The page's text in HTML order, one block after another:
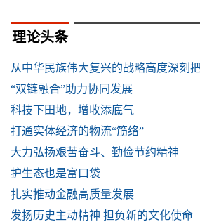
理论头条
从中华民族伟大复兴的战略高度深刻
“双链融合”助力协同发展
科技下田地，增收添底气
打通实体经济的物流“筋络”
大力弘扬艰苦奋斗、勤俭节约精神
护生态也是富口袋
扎实推动金融高质量发展
发扬历史主动精神 担负新的文化使命